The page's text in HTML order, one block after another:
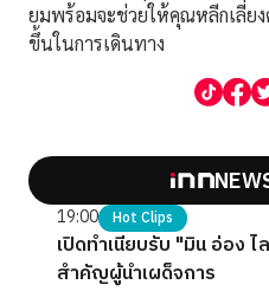
ยมพร้อมจะช่วยให้คุณหลีกเลี่ย
ขึ้นในการเดินทาง
19:00 Hot Clips
เปิดทำเนียบรับ "มิน อ่อง
สำคัญผู้นำเผด็จการ